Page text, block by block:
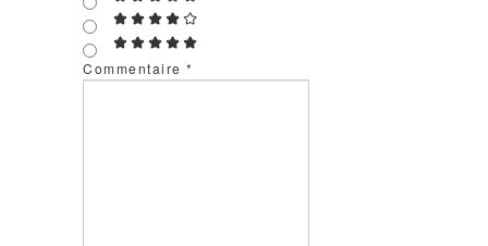
Commentaire*